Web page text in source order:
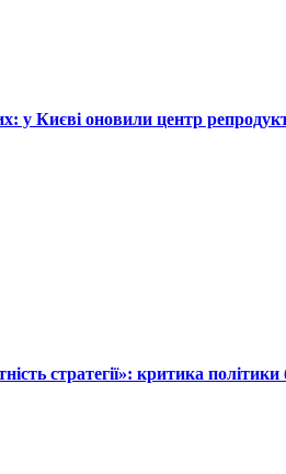
у Києві оновили центр
стратегії»: критика